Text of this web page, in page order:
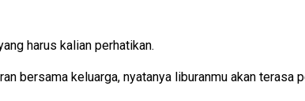
harus kalian perhatikan.
bersama keluarga, nyatanya liburanmu akan terasa